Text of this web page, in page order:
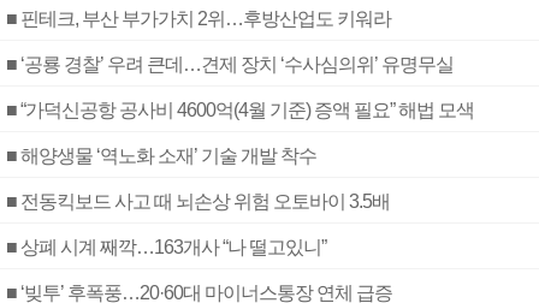
■ 핀테크, 부산 부가가치 2위…후방산업도 키워라
■ ‘공룡 경찰’ 우려 큰데…견제 장치 ‘수사심의위’ 유명무실
■ “가덕신공항 공사비 4600억(4월 기준) 증액 필요” 해법 모색
■ 해양생물 ‘역노화 소재’ 기술 개발 착수
■ 전동킥보드 사고 때 뇌손상 위험 오토바이 3.5배
■ 상폐 시계 째깍…163개사 “나 떨고있니”
■ ‘빚투’ 후폭풍…20·60대 마이너스통장 연체 급증